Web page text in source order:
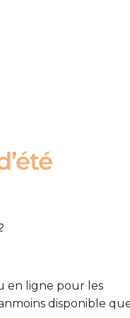
en ligne pour les
disponible